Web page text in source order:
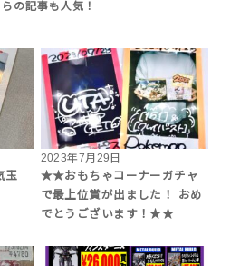
玉
2023年7月29日
★★おもちゃコーナーガチャ
で最上位賞が出ました！ おめ
でとうございます！★★